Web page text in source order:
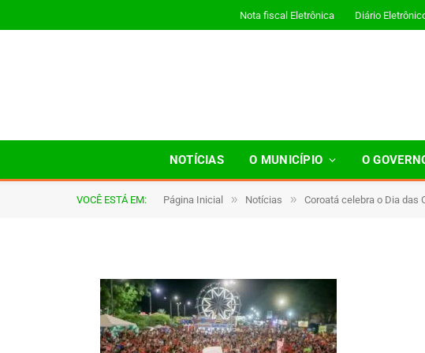
Nota fiscal Eletrônica Diário
NOTÍCIAS O MUNICÍPIO O
VOCÊ ESTÁ EM: Página Inicial » Notícias » Coroatá celebra o Dia das